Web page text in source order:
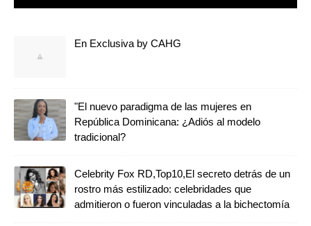
En Exclusiva by CAHG
"El nuevo paradigma de las mujeres en
República Dominicana: ¿Adiós al modelo
tradicional?
Celebrity Fox RD,Top10,El secreto detrás de un
rostro más estilizado: celebridades que
admitieron o fueron vinculadas a la bichectomía